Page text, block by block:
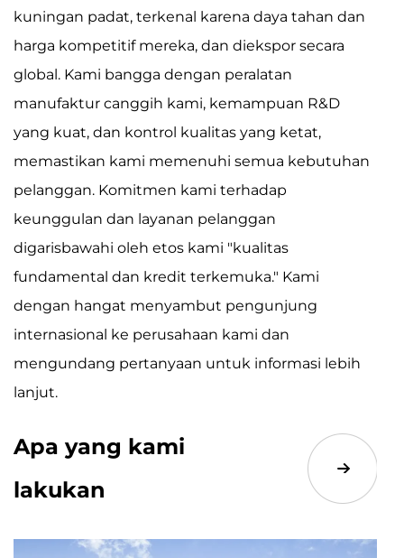
kuningan padat, terkenal karena daya tahan dan
harga kompetitif mereka, dan diekspor secara
global. Kami bangga dengan peralatan
manufaktur canggih kami, kemampuan R&D
yang kuat, dan kontrol kualitas yang ketat,
memastikan kami memenuhi semua kebutuhan
pelanggan. Komitmen kami terhadap
keunggulan dan layanan pelanggan
digarisbawahi oleh etos kami "kualitas
fundamental dan kredit terkemuka." Kami
dengan hangat menyambut pengunjung
internasional ke perusahaan kami dan
mengundang pertanyaan untuk informasi lebih
lanjut.
Apa yang kami
lakukan